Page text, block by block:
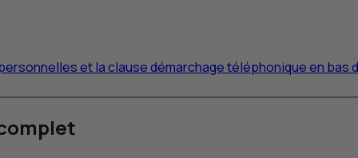
et la clause démarchage téléphonique en bas